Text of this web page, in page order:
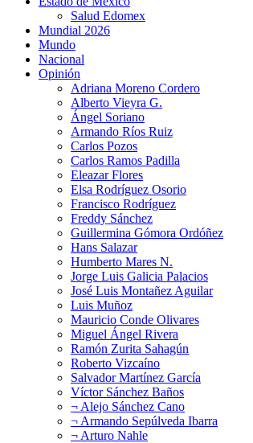
Salud Edomex
Mundial 2026
Mundo
Nacional
Opinión
Adriana Moreno Cordero
Alberto Vieyra G.
Ángel Soriano
Armando Ríos Ruiz
Carlos Pozos
Carlos Ramos Padilla
Eleazar Flores
Elsa Rodríguez Osorio
Francisco Rodríguez
Freddy Sánchez
Guillermina Gómora Ordóñez
Hans Salazar
Humberto Mares N.
Jorge Luis Galicia Palacios
José Luis Montañez Aguilar
Luis Muñoz
Mauricio Conde Olivares
Miguel Ángel Rivera
Ramón Zurita Sahagún
Roberto Vizcaíno
Salvador Martínez García
Víctor Sánchez Baños
¬ Alejo Sánchez Cano
¬ Armando Sepúlveda Ibarra
¬ Arturo Nahle